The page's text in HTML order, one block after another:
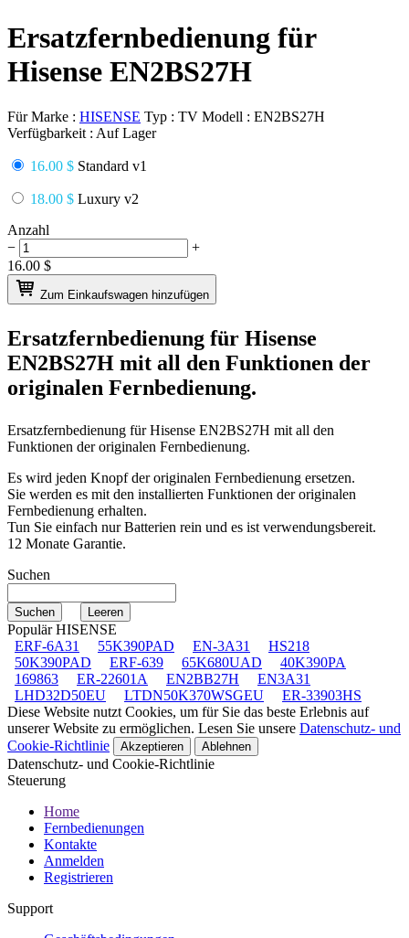
Ersatzfernbedienung für
Hisense EN2BS27H
Für Marke : HISENSE Typ : TV Modell : EN2BS27H
Verfügbarkeit : Auf Lager
16.00 $ Standard v1
18.00 $ Luxury v2
Anzahl
−
+
16.00 $
Zum Einkaufswagen hinzufügen
Ersatzfernbedienung für Hisense
EN2BS27H mit all den Funktionen der
originalen Fernbedienung.
Ersatzfernbedienung fürHisense EN2BS27H mit all den
Funktionen der originalen Fernbedienung.
Es wird jeden Knopf der originalen Fernbedienung ersetzen.
Sie werden es mit den installierten Funktionen der originalen
Fernbedienung erhalten.
Tun Sie einfach nur Batterien rein und es ist verwendungsbereit.
12 Monate Garantie.
Suchen
Populär HISENSE
ERF-6A31
55K390PAD EN-3A31
HS218
50K390PAD
ERF-639 65K680UAD
40K390PA
169863
ER-22601A EN2BB27H
EN3A31
LHD32D50EU
LTDN50K370WSGEU
ER-33903HS
Diese Website nutzt Cookies, um für Sie das beste Erlebnis auf
unserer Website zu ermöglichen. Lesen Sie unsere Datenschutz- und
Cookie-Richtlinie
Akzeptieren Ablehnen
Datenschutz- und Cookie-Richtlinie
Steuerung
Home
Fernbedienungen
Kontakte
Anmelden
Registrieren
Support